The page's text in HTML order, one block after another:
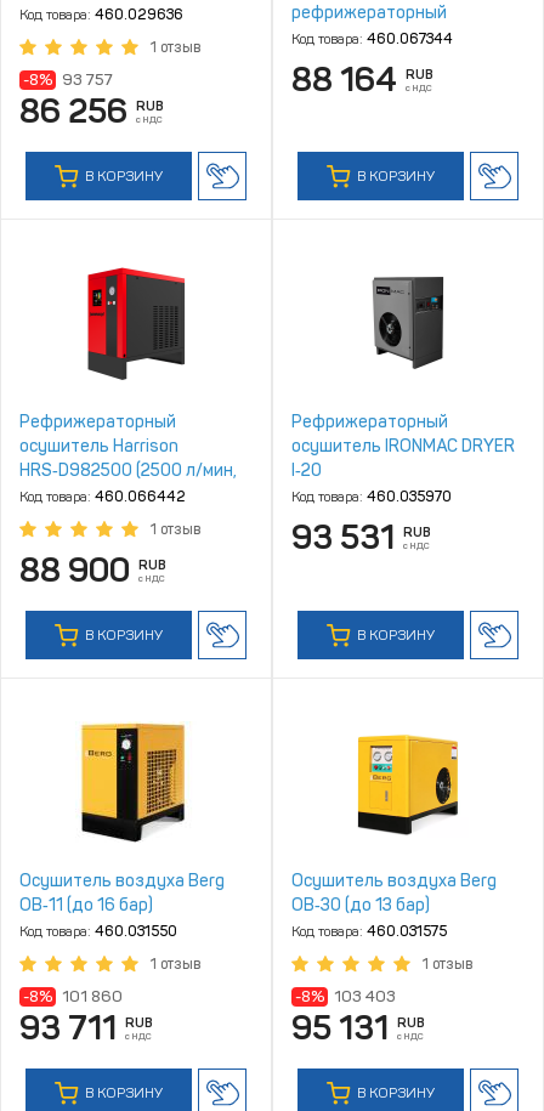
Код товара: 460.029636
1 отзыв
-8% 93 757
86 256 RUB
с НДС
В КОРЗИНУ
рефрижераторный
Код товара: 460.067344
88 164 RUB
с НДС
В КОРЗИНУ
Рефрижераторный
осушитель Harrison
HRS‑D982500 (2500 л/мин,
4‑10 бар)
Код товара: 460.066442
1 отзыв
88 900 RUB
с НДС
В КОРЗИНУ
Рефрижераторный
осушитель IRONMAC DRYER
I‑20
Код товара: 460.035970
93 531 RUB
с НДС
В КОРЗИНУ
Осушитель воздуха Berg
ОВ‑11 (до 16 бар)
Код товара: 460.031550
1 отзыв
-8% 101 860
93 711 RUB
с НДС
В КОРЗИНУ
Осушитель воздуха Berg
ОВ‑30 (до 13 бар)
Код товара: 460.031575
1 отзыв
-8% 103 403
95 131 RUB
с НДС
В КОРЗИНУ